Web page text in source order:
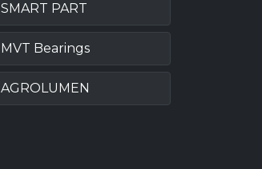
SMART PART
MVT Bearings
AGROLUMEN